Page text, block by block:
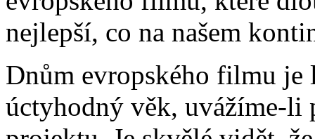
nejlepší, co na našem
Dnům evropského filmu je
úctyhodný věk, uvážíme-li